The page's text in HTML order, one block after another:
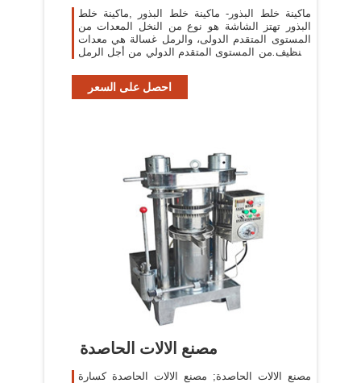
ماكينة خلط البذور- ماكينة خلط البذور ,ماكينة خلط
البذور تهتز الشاشة هو نوع من النخل المعدات من
المستوى المتقدم الدولى، والرمل غسالة هي معدات
التنظيف من المستوى المتقدم الدولي من أجل الرمل
احصل على السعر
مصنع الالات الحاصدة
مصنع الالات الحاصدة; مصنع الالات الحاصدة كسارة